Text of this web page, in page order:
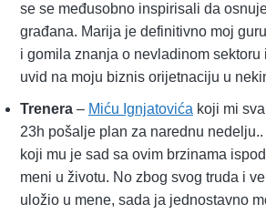
se se međusobno inspirisali da
građana. Marija je definitivno moj
i gomila znanja o nevladinom sektoru
uvid na moju biznis orijetnaciju u
Trenera – Miću Ignjatovića koji mi
23h pošalje plan za narednu
koji mu je sad sa ovim brzinama
meni u životu. No zbog svog truda i
uložio u mene, sada ja jednostavno